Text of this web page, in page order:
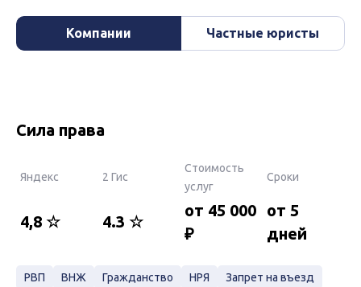
Компании Частные юристы
Сила права
Яндекс 2 Гис
Стоимость
услуг
Сроки
4,8 ☆ 4.3 ☆
от 45 000
₽
от 5
дней
РВП ВНЖ Гражданство НРЯ
Запрет на въезд